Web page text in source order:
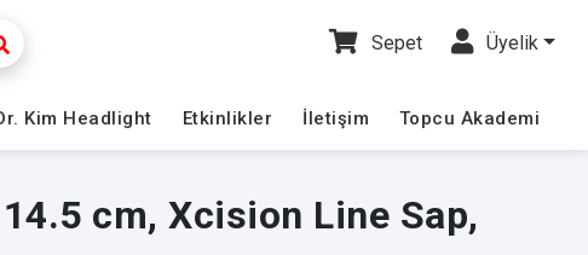
Sepet Üyelik
Kim Headlight Etkinlikler İletişim Topcu Akademi
cm, Xcision Line Sap,